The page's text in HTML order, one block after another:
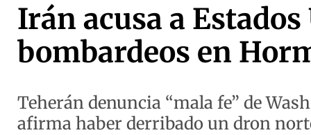
Irán acusa a
bombardeos en
Teherán denuncia “mala fe” de
afirma haber derribado un dron